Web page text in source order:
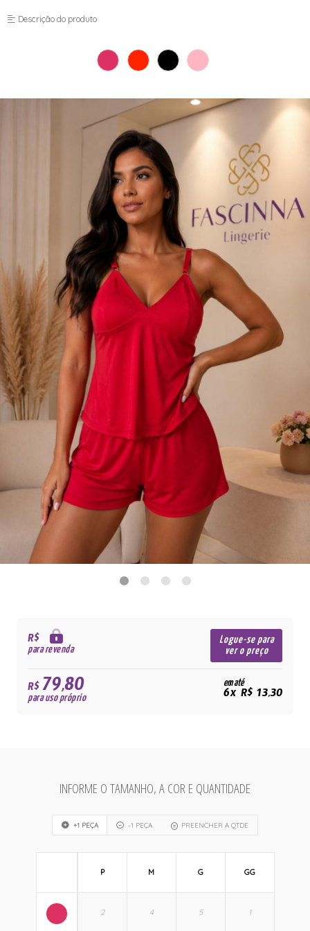
Descrição do produto
R$
para revenda
Logue-se para
ver o preço
R$79,80
para uso próprio
em até
6x R$ 13,30
INFORME O TAMANHO, A COR E QUANTIDADE
+1 PEÇA -1 PEÇA PREENCHER A QTDE
P M G GG